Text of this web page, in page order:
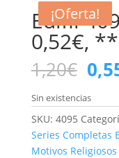
¡Oferta!
Edifil
0,52€,
1,20€ El
era:
Sin existencias
SKU: 4095
Series Completas
Motivos Religiosos
¡Oferta!
¡Oferta!
¡Oferta!